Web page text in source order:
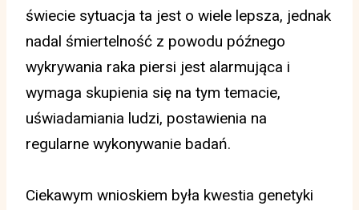
świecie sytuacja ta jest o wiele lepsza, jednak
nadal śmiertelność z powodu późnego
wykrywania raka piersi jest alarmująca i
wymaga skupienia się na tym temacie,
uświadamiania ludzi, postawienia na
regularne wykonywanie badań.
Ciekawym wnioskiem była kwestia genetyki